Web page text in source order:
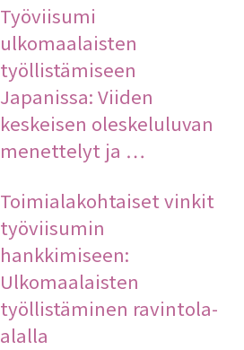
Työviisumi
ulkomaalaisten
työllistämiseen
Japanissa: Viiden
keskeisen oleskeluluvan
menettelyt ja …
Toimialakohtaiset vinkit
työviisumin
hankkimiseen:
Ulkomaalaisten
työllistäminen ravintola-
alalla